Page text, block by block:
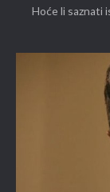
Hoće li saznati